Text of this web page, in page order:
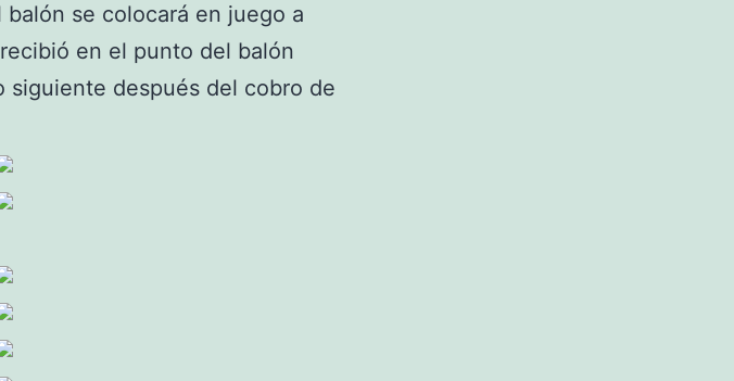
se colocará en juego a
en el punto del balón
después del cobro de